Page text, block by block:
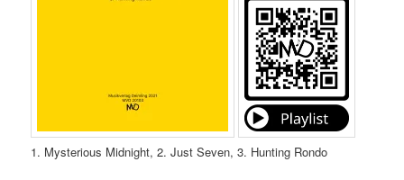
1. Mysterious Midnight, 2. Just Seven, 3. Hunting Rondo